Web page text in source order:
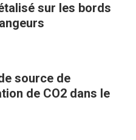
sur les bords
source de
de CO2 dans le